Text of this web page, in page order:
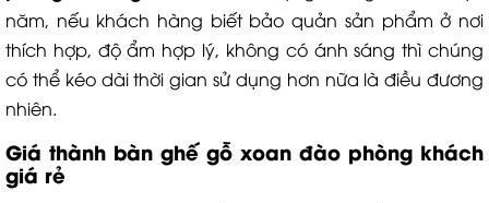
năm, nếu khách hàng biết bảo quản sản phẩm ở nơi
thích hợp, độ ẩm hợp lý, không có ánh sáng thì chúng
có thể kéo dài thời gian sử dụng hơn nữa là điều đương
nhiên.
Giá thành bàn ghế gỗ xoan đào phòng khách
giá rẻ